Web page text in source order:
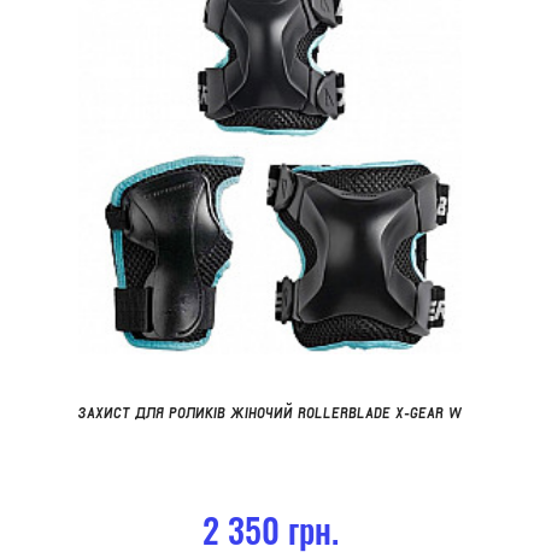
ЗАХИСТ ДЛЯ РОЛИКІВ ЖІНОЧИЙ ROLLERBLADE X-GEAR W
2 350 грн.